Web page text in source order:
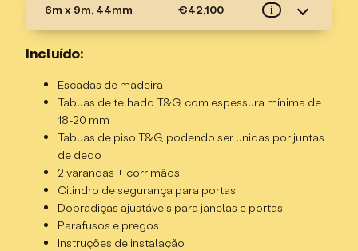
6m x 9m, 44mm i
€42,100
Especificações
Casa de verão de madeira de 2 andares, 85m²
Troncos das paredes – 68mm, duplo T&G, madeira
de abeto
Altura do cumeeira – 5,08m
Altura da parede – 2,77m
Altura da parede do 1º andar – 2,07m
Dimensões externas – 6 x 9m
Dimensões internas – 5,85 x 8,75m
Área total – 85m²
Área do telhado – 111m²
Incluído:
Escadas de madeira
Tabuas de telhado T&G, com espessura mínima de
18-20 mm
Tabuas de piso T&G, podendo ser unidas por juntas
de dedo
2 varandas + corrimãos
Cilindro de segurança para portas
Dobradiças ajustáveis para janelas e portas
Parafusos e pregos
Instruções de instalação